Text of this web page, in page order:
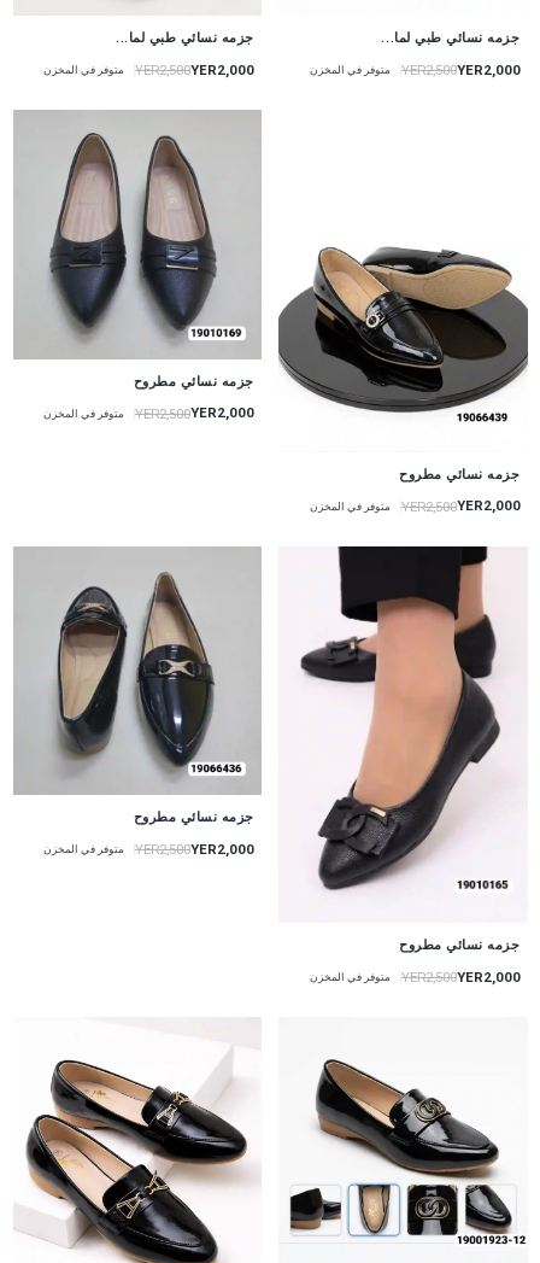
جزمه نسائي طبي لما...
YER2,000
YER2,500 متوفر في المخزن
جزمه نسائي طبي لما...
YER2,000
YER2,500 متوفر في المخزن
جزمه نسائي مطروح
YER2,000
YER2,500 متوفر في المخزن
جزمه نسائي مطروح
YER2,000
YER2,500 متوفر في المخزن
جزمه نسائي مطروح
YER2,000
YER2,500 متوفر في المخزن
جزمه نسائي مطروح
YER2,000
YER2,500 متوفر في المخزن